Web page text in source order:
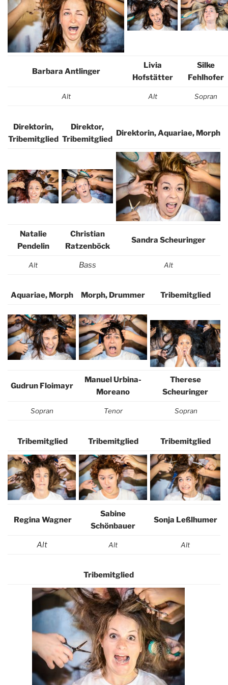
Barbara Antlinger
Livia
Hofstätter
Silke
Fehlhofer
Alt Alt Sopran
Direktorin,
Tribemitglied
Direktor,
Tribemitglied
Direktorin, Aquariae, Morph
Natalie
Pendelin
Christian
Ratzenböck
Sandra Scheuringer
Alt Bass Alt
Aquariae, Morph Morph, Drummer Tribemitglied
Gudrun Floimayr
Manuel Urbina-
Moreano
Therese
Scheuringer
Sopran Tenor Sopran
Tribemitglied Tribemitglied Tribemitglied
Regina Wagner
Sabine
Schönbauer
Sonja Leßlhumer
Alt Alt Alt
Tribemitglied